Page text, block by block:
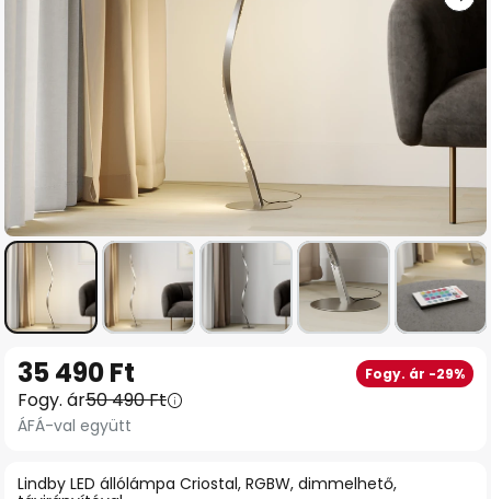
képgaléria
elejére
Lindby LED állólámpa Criostal, RGBW, dimmelhető,
35 490 Ft Fogy. ár -29%
Fogy. ár50 490 Ft
ÁFÁ-val együtt